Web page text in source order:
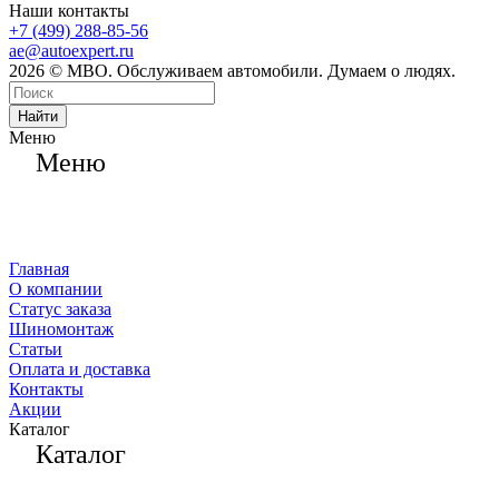
Наши контакты
+7 (499) 288-85-56
ae@autoexpert.ru
2026 © МВО. Обслуживаем автомобили. Думаем о людях.
Найти
Меню
Меню
Главная
О компании
Статус заказа
Шиномонтаж
Статьи
Оплата и доставка
Контакты
Акции
Каталог
Каталог